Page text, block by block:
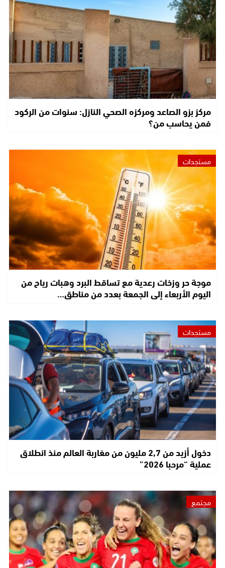
مركز بزو الصاعد ومركزه الصحي النازل: سنوات من الركود
فمن يحاسب من؟
مستجدات
موجة حر وزخات رعدية مع تساقط البرد وهبات رياح من
اليوم الأربعاء إلى الجمعة بعدد من مناطق…
مستجدات
دخول أزيد من 2,7 مليون من مغاربة العالم منذ انطلاق
عملية “مرحبا 2026”
مجتمع